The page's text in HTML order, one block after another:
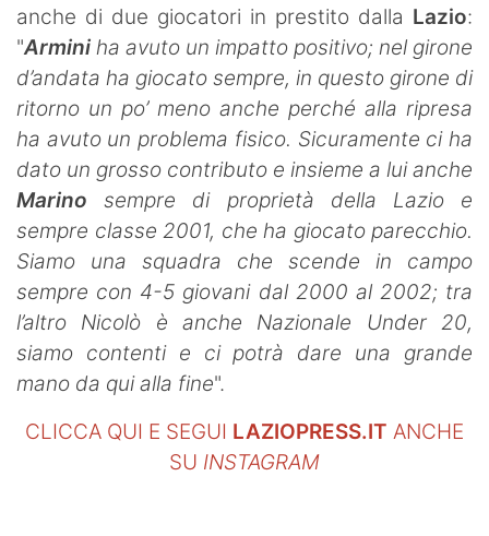
anche di due giocatori in prestito dalla Lazio:
"Armini ha avuto un impatto positivo; nel girone
d’andata ha giocato sempre, in questo girone di
ritorno un po’ meno anche perché alla ripresa
ha avuto un problema fisico. Sicuramente ci ha
dato un grosso contributo e insieme a lui anche
Marino sempre di proprietà della Lazio e
sempre classe 2001, che ha giocato parecchio.
Siamo una squadra che scende in campo
sempre con 4-5 giovani dal 2000 al 2002; tra
l’altro Nicolò è anche Nazionale Under 20,
siamo contenti e ci potrà dare una grande
mano da qui alla fine".
CLICCA QUI E SEGUI LAZIOPRESS.IT ANCHE
SU INSTAGRAM